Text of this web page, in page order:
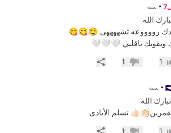
• سنة
الله
يدك رووووعه تشههههي 🤤😋😋
ويقويك ياقلبي 🤍🤍🤍
1 عدم إعجاب
1 مشاركة
• سنة
الله
تسلم الأيادي
1
1 مشاركة